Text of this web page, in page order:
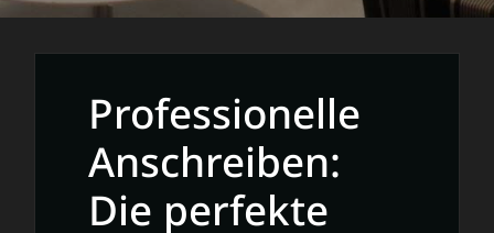
Professionelle
Anschreiben:
Die perfekte